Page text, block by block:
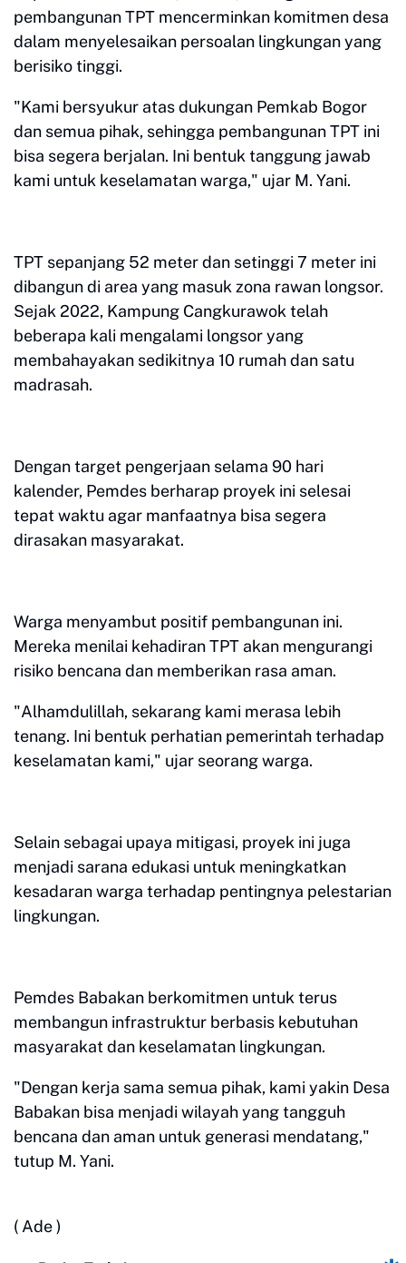
pembangunan TPT mencerminkan komitmen desa
dalam menyelesaikan persoalan lingkungan yang
berisiko tinggi.
"Kami bersyukur atas dukungan Pemkab Bogor
dan semua pihak, sehingga pembangunan TPT ini
bisa segera berjalan. Ini bentuk tanggung jawab
kami untuk keselamatan warga," ujar M. Yani.
TPT sepanjang 52 meter dan setinggi 7 meter ini
dibangun di area yang masuk zona rawan longsor.
Sejak 2022, Kampung Cangkurawok telah
beberapa kali mengalami longsor yang
membahayakan sedikitnya 10 rumah dan satu
madrasah.
Dengan target pengerjaan selama 90 hari
kalender, Pemdes berharap proyek ini selesai
tepat waktu agar manfaatnya bisa segera
dirasakan masyarakat.
Warga menyambut positif pembangunan ini.
Mereka menilai kehadiran TPT akan mengurangi
risiko bencana dan memberikan rasa aman.
"Alhamdulillah, sekarang kami merasa lebih
tenang. Ini bentuk perhatian pemerintah terhadap
keselamatan kami," ujar seorang warga.
Selain sebagai upaya mitigasi, proyek ini juga
menjadi sarana edukasi untuk meningkatkan
kesadaran warga terhadap pentingnya pelestarian
lingkungan.
Pemdes Babakan berkomitmen untuk terus
membangun infrastruktur berbasis kebutuhan
masyarakat dan keselamatan lingkungan.
"Dengan kerja sama semua pihak, kami yakin Desa
Babakan bisa menjadi wilayah yang tangguh
bencana dan aman untuk generasi mendatang,"
tutup M. Yani.
( Ade )